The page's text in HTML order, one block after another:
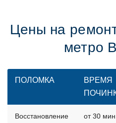
Цены на
метро
ПОЛОМКА
ВРЕМЯ
Восстановление
от 30 мин